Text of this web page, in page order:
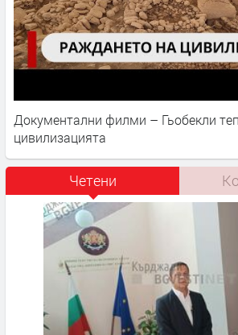
Документални филми – Гьобекли
цивилизацията
Четени